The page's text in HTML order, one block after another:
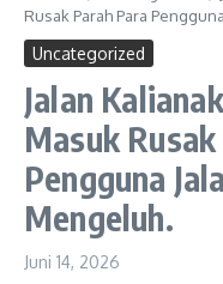
Rusak Parah Para
Uncategorized
Jalan
Masuk
Pengguna
Mengeluh.
Juni 14, 2026